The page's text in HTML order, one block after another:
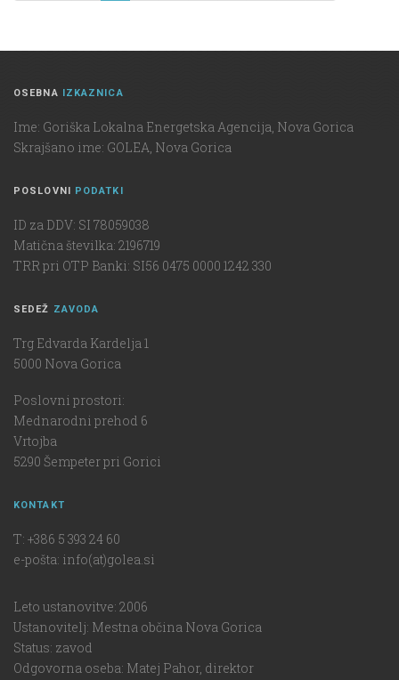
OSEBNA IZKAZNICA
Ime: Goriška Lokalna Energetska Agencija, Nova Gorica
Skrajšano ime: GOLEA, Nova Gorica
POSLOVNI PODATKI
ID za DDV: SI 78059038
Matična številka: 2196719
TRR pri OTP Banki: SI56 0475 0000 1242 330
SEDEŽ ZAVODA
Trg Edvarda Kardelja 1
5000 Nova Gorica
Poslovni prostori:
Mednarodni prehod 6
Vrtojba
5290 Šempeter pri Gorici
KONTAKT
T: +386 5 393 24 60
e-pošta: info(at)golea.si
Leto ustanovitve: 2006
Ustanovitelj: Mestna občina Nova Gorica
Status: zavod
Odgovorna oseba: Matej Pahor, direktor